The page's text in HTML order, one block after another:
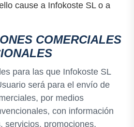
cause a Infokoste SL o a
COMERCIALES
para las que Infokoste SL
será para el envío de
por medios
con información
servicios, promociones,